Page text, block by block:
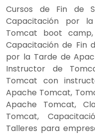
Cursos de Fin de
Capacitación por
Tomcat boot
Capacitación de Fin
por la Tarde de
Instructor de
Tomcat con
Apache Tomcat,
Apache Tomcat,
Tomcat,
Talleres para